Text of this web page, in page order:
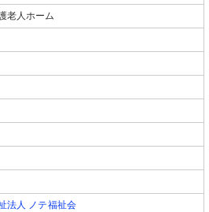
老人ホーム
法人 ノテ福祉会